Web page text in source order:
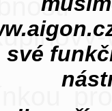
své